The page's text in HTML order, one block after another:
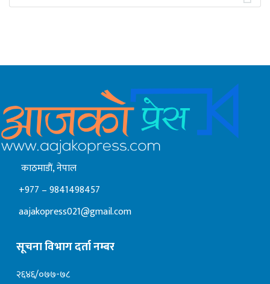
काठमाडाैं, नेपाल
+977 – 9841498457
aajakopress021@gmail.com
सूचना विभाग दर्ता नम्बर
२६४६/०७७-७८